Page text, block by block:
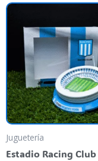
Juguetería
Estadio Racing Club
El
original
era:
$ 59.900,00.